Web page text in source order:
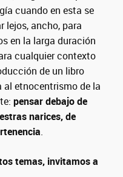
cuando en esta se
lejos, ancho, para
en la larga duración
cualquier contexto
de un libro
etnocentrismo de la
pensar debajo de
narices, de
.
temas, invitamos a